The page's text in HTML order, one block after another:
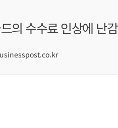
의 수수료 인상에 난감